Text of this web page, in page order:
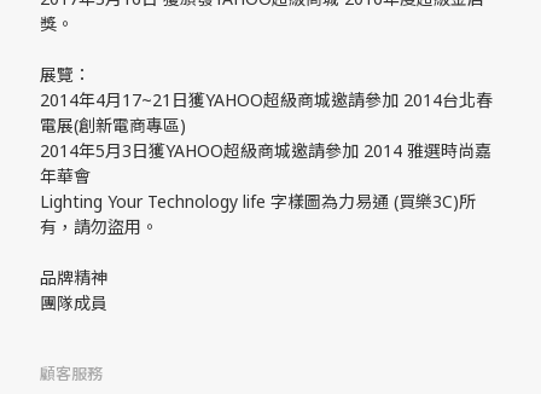
獎。
展覽：
2014年4月17~21日獲YAHOO超級商城邀請參加 2014台北春
電展(創新電商專區)
2014年5月3日獲YAHOO超級商城邀請參加 2014 雅選時尚嘉
年華會
Lighting Your Technology life 字樣圖為力易通 (買樂3C)所
有，請勿盜用。
品牌精神
團隊成員
顧客服務